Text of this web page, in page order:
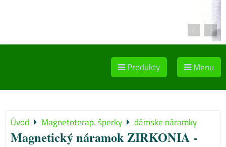
Produkty Menu
Úvod Magnetoterap. šperky dámske náramky
Magnetický náramok ZIRKONIA -